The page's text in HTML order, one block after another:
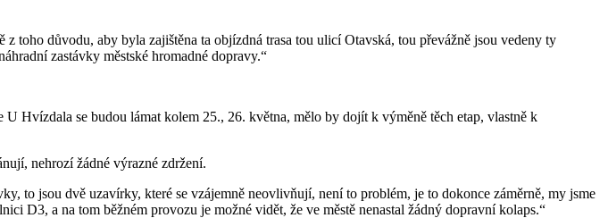
důvodu, aby byla zajištěna ta objízdná trasa tou ulicí Otavská, tou převážně jsou vedeny ty
zastávky městské hromadné dopravy.“
Hvízdala se budou lámat kolem 25., 26. května, mělo by dojít k výměně těch etap, vlastně k
nehrozí žádné výrazné zdržení.
to jsou dvě uzavírky, které se vzájemně neovlivňují, není to problém, je to dokonce záměrně, my jsme
D3, a na tom běžném provozu je možné vidět, že ve městě nenastal žádný dopravní kolaps.“